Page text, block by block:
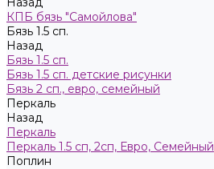
КПБ бязь "Самойлова"
Бязь 1.5 сп.
Назад
Бязь 1.5 сп.
Бязь 1.5 сп. детские рисунки
Бязь 2 сп., евро, семейный
Пeркaль
Назад
Пeркaль
Перкаль 1.5 сп, 2сп, Евро, Семейный
Поплин